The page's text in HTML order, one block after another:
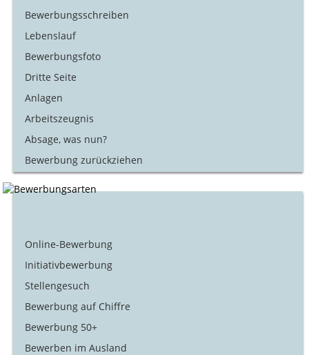
Bewerbungsschreiben
Lebenslauf
Bewerbungsfoto
Dritte Seite
Anlagen
Arbeitszeugnis
Absage, was nun?
Bewerbung zurückziehen
Online-Bewerbung
Initiativbewerbung
Stellengesuch
Bewerbung auf Chiffre
Bewerbung 50+
Bewerben im Ausland